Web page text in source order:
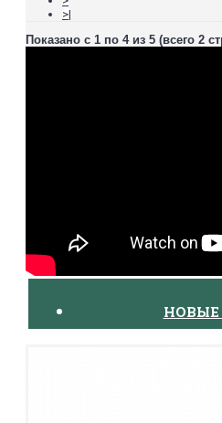
>|
Показано с 1 по 4 из 5 (всего 2